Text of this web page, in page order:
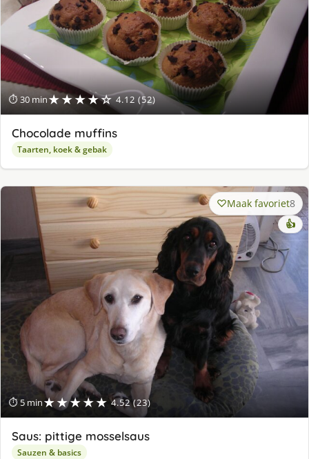
⏱ 30 min★★★★☆ 4.12 (52)
Chocolade muffins
Taarten, koek & gebak
⏱ 5 min★★★★★ 4.52 (23)
Maak favoriet8
👍
Saus: pittige mosselsaus
Sauzen & basics